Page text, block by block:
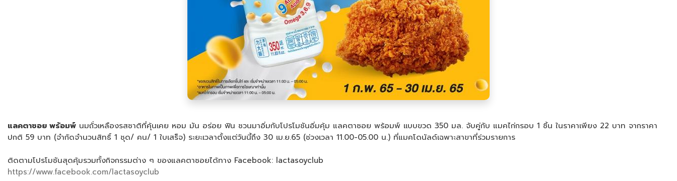
แลคตาซอย พร้อมพ์ นมถั่วเหลืองรสชาติที่คุ้นเคย หอม มัน อร่อย ฟิน ชวนมาอิ่มกับโปรโมชันอิ่มคุ้ม แลคตาซอย พร้อมพ์ เเบบขวด 350 มล. จับคู่กับ แมคไก่กรอบ 1 ชิ้น ในราคาเพียง 22 บาท จากราคา
ปกติ 59 บาท (จำกัดจำนวนสิทธิ์ 1 ชุด/ คน/ 1 ใบเสร็จ) ระยะเวลาตั้งแต่วันนี้ถึง 30 เม.ย.65 (ช่วงเวลา 11.00-05.00 น.) ที่แมคโดนัลด์เฉพาะสาขาที่ร่วมรายการ
ติดตามโปรโมชันสุดคุ้มรวมทั้งกิจกรรมต่าง ๆ ของแลคตาซอยได้ทาง Facebook: lactasoyclub
https://www.facebook.com/lactasoyclub